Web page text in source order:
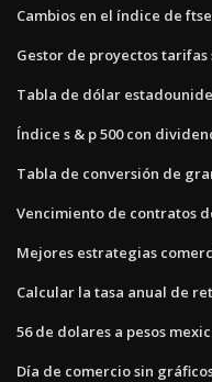
Cambios en el índice de
Gestor de proyectos
Tabla de dólar
Índice s & p 500 con
Tabla de conversión de
Vencimiento de contratos
Mejores estrategias
Calcular la tasa anual de
56 de dolares a pesos
Día de comercio sin